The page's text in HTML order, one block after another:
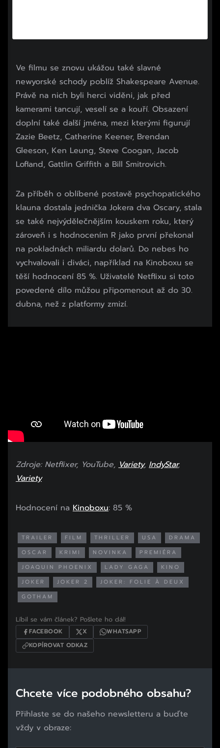
Ve filmu se znovu ukážou také slavné
newyorské schody poblíž Shakespeare Avenue.
Právě na nich byli herci viděni, jak před
kamerami tancují, veselí se a kouří. Obsazení
doplní také další jména, mezi kterými figurují
Zazie Beetz, Catherine Keener, Brendan
Gleeson, Ken Leung, Steve Coogan, Jacob
Lofland, Gattlin Griffith a Bill Smitrovich.
Za příběh o oblíbené postavě psychopatického
klauna dostala jednička Jokera dva Oscary, stala
se také nejvýdělečnějším kouskem roku, který
zároveň i s hodnocením R jako první překonal
na pokladnách miliardu dolarů. Do nebes ho
vychvalovali i diváci, například na Kinoboxu se
těší hodnocení 85 %. Uživatelé Netflixu si toto
povedené dílo můžou připomenout až do 30.
dubna, než z platformy zmizí.
Zdroje: Netflixer, YouTube, Variety, IndyStar,
Variety
Hodnocení na Kinoboxu: 85 %
TRAILER FILM THRILLER USA
DRAMA
OSCAR
KRIMI NOVINKA
PREMIÉRA
JOAQUIN PHOENIX
LADY GAGA
KINO
JOKER
JOKER 2
JOKER: FOLIE À DEUX
GOTHAM
Líbil se vám článek? Pošlete ho dál!
FACEBOOK X
WHATSAPP
KOPÍROVAT ODKAZ
Chcete více podobného obsahu?
Přihlaste se do našeho newsletteru a buďte
vždy v obraze: